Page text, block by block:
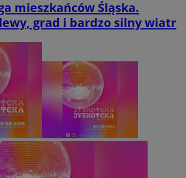
mieszkańców Śląska.
grad i bardzo silny wiatr